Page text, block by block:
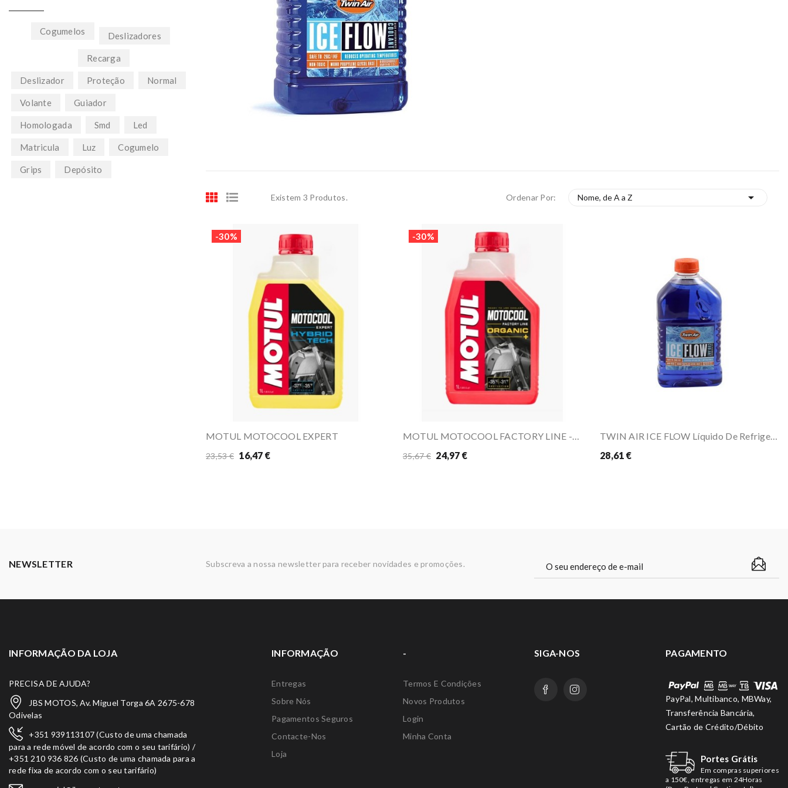
Cogumelos Deslizadores
Recarga
Deslizador Proteção Normal
Volante Guiador
Homologada Smd Led
Matricula Luz Cogumelo
Grips Depósito
Existem 3 Produtos. Ordenar Por: Nome, de A a Z 
-30%
MOTUL MOTOCOOL EXPERT
23,53 € 16,47 €
-30%
35,67 € 24,97 €
28,61 €
NEWSLETTER Subscreva a nossa newsletter para receber novidades e promoções.
INFORMAÇÃO DA LOJA
PRECISA DE AJUDA?
JBS MOTOS, Av. Miguel Torga 6A 2675-678
Odivelas
+351 939113107 (Custo de uma chamada
para a rede móvel de acordo com o seu tarifário) /
+351 210 936 826 (Custo de uma chamada para a
rede fixa de acordo com o seu tarifário)
INFORMAÇÃO
Entregas
Sobre Nós
Pagamentos Seguros
Contacte-Nos
Loja
-
Termos E Condições
Novos Produtos
Login
Minha Conta
SIGA-NOS PAGAMENTO
PayPal, Multibanco, MBWay,
Transferência Bancária,
Cartão de Crédito/Débito
Portes Grátis
Em compras superiores
a 150€, entregas em 24Horas